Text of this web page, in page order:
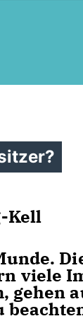
Kell
viele